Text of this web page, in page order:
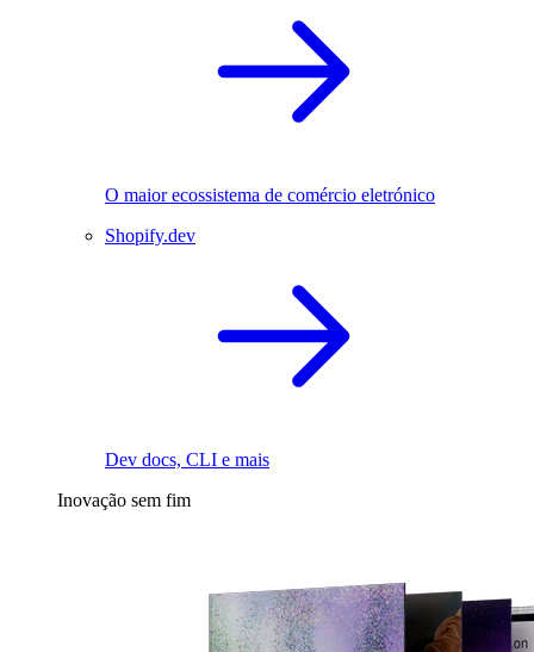
O maior ecossistema de comércio eletrónico
Shopify.dev
Dev docs, CLI e mais
Inovação sem fim